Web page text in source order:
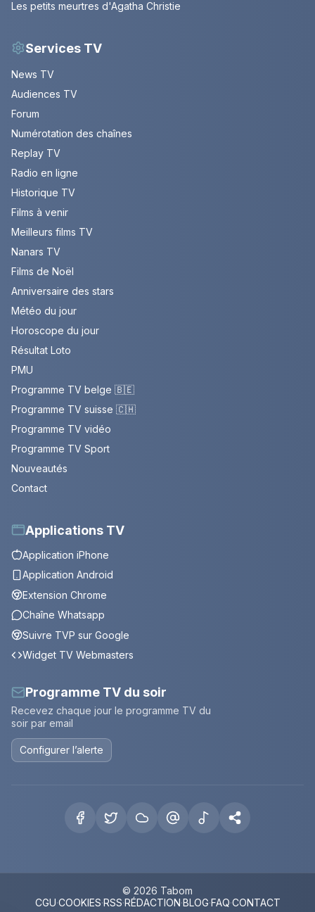
Les petits meurtres d'Agatha Christie
Services TV
News TV
Audiences TV
Forum
Numérotation des chaînes
Replay TV
Radio en ligne
Historique TV
Films à venir
Meilleurs films TV
Nanars TV
Films de Noël
Anniversaire des stars
Météo du jour
Horoscope du jour
Résultat Loto
PMU
Programme TV belge 🇧🇪
Programme TV suisse 🇨🇭
Programme TV vidéo
Programme TV Sport
Nouveautés
Contact
Applications TV
Application iPhone
Application Android
Extension Chrome
Chaîne Whatsapp
Suivre TVP sur Google
Widget TV Webmasters
Programme TV du soir
Recevez chaque jour le programme TV du
soir par email
Configurer l’alerte
© 2026 Tabom
CGU·COOKIES·RSS·RÉDACTION·BLOG·FAQ·CONTACT